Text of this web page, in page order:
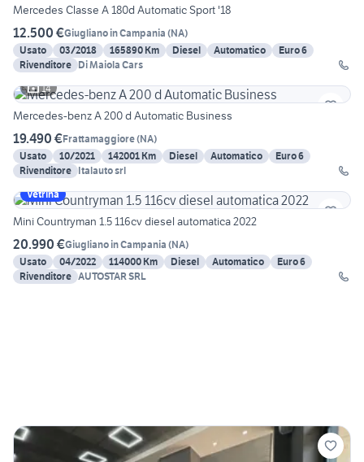
Mercedes Classe A 180d Automatic Sport '18
12.500 €Giugliano in Campania (NA)
Usato
03/2018 165890 Km Diesel Automatico
Euro 6
Rivenditore Di Maiola Cars
14
Mercedes-benz A 200 d Automatic Business
19.490 €Frattamaggiore(NA)
Usato
10/2021 142001 Km Diesel Automatico
Euro 6
Rivenditore Italauto srl
Vetrina
Mini Countryman 1.5 116cv diesel automatica 2022
20.990 €Giugliano in Campania (NA)
Usato
04/2022 114000 Km Diesel Automatico
Euro 6
Rivenditore AUTOSTAR SRL